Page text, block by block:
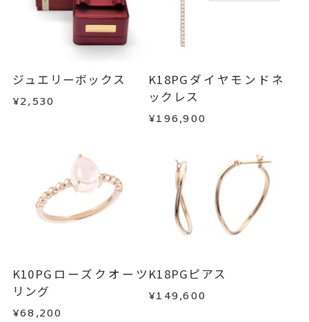
ジュエリーボックス
¥2,530
K18PGダイヤモンドネ
ックレス
¥196,900
K10PGローズクオーツ
リング
¥68,200
K18PGピアス
¥149,600